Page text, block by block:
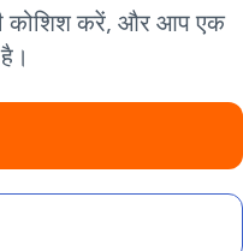
कोशिश करें, और आप एक